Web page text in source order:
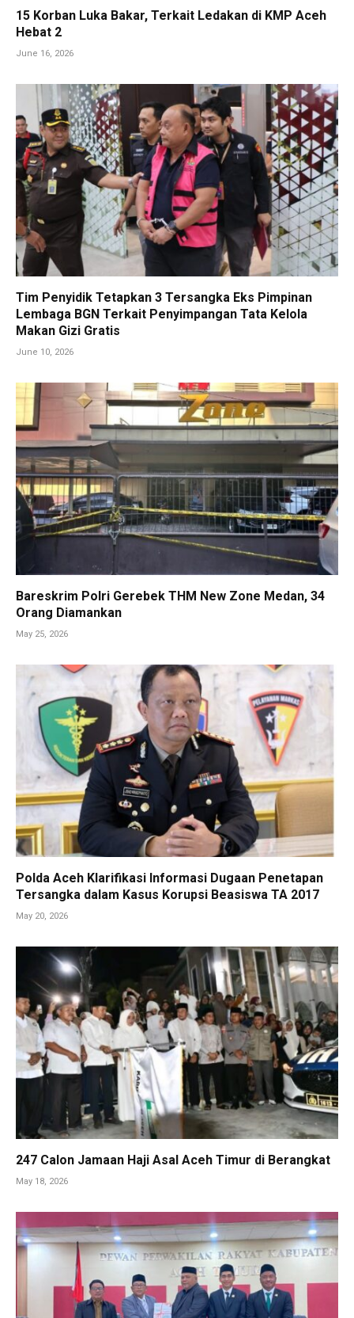
15 Korban Luka Bakar, Terkait Ledakan di KMP Aceh
Hebat 2
June 16, 2026
Tim Penyidik Tetapkan 3 Tersangka Eks Pimpinan
Lembaga BGN Terkait Penyimpangan Tata Kelola
Makan Gizi Gratis
June 10, 2026
Bareskrim Polri Gerebek THM New Zone Medan, 34
Orang Diamankan
May 25, 2026
Polda Aceh Klarifikasi Informasi Dugaan Penetapan
Tersangka dalam Kasus Korupsi Beasiswa TA 2017
May 20, 2026
247 Calon Jamaan Haji Asal Aceh Timur di Berangkat
May 18, 2026